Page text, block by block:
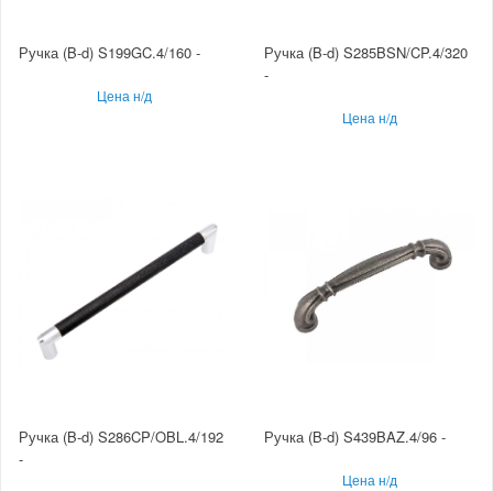
Ручка (B-d) S199GC.4/160 -
Цена н/д
Ручка (B-d) S285BSN/CP.4/320
-
Цена н/д
Ручка (B-d) S286CP/OBL.4/192
-
Ручка (B-d) S439BAZ.4/96 -
Цена н/д